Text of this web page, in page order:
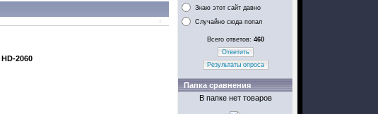
HD-2060
Знаю этот сайт давно
Случайно сюда попал
Всего ответов: 460
Ответить
Результаты опроса
Папка сравнения
В папке нет товаров